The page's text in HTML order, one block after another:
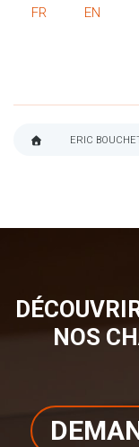
FR EN
ERIC
NOS